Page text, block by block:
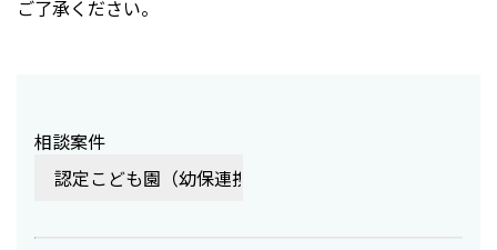
ご了承ください。
相談案件